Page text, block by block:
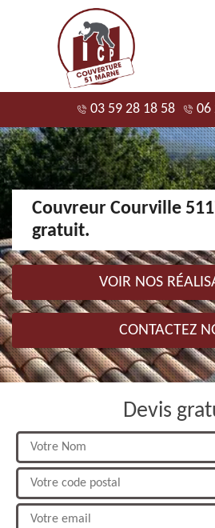
03 59 28 18 58 06
Couvreur Courville
gratuit.
VOIR NOS
CONTACTEZ
Devis